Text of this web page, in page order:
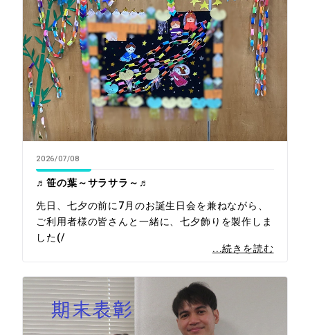
2026/07/08
♬笹の葉～サラサラ～♬
先日、七夕の前に7月のお誕生日会を兼ねながら、
ご利用者様の皆さんと一緒に、七夕飾りを製作しま
した(/
...続きを読む